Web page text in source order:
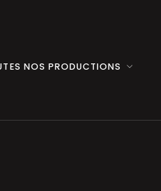
NOS PRODUCTIONS